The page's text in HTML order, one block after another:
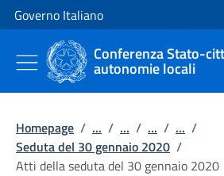
Vai al contenuto
Vai alla navigazione del sito
Governo Italiano
Conferenza Stato-
autonomie locali
Homepage / ... / ... / ... / ... /
Seduta del 30 gennaio 2020 /
Atti della seduta del 30 gennaio 2020